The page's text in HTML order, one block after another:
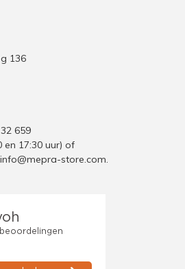
136
659
en 17:30 uur) of
info@mepra-store.com.